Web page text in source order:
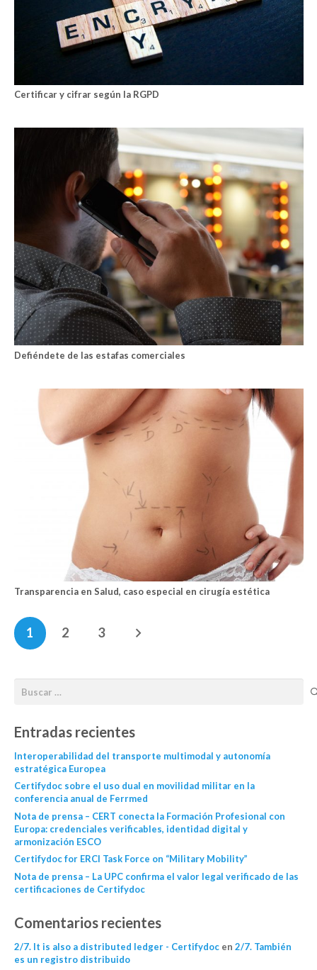
Certificar y cifrar según la RGPD
Defiéndete de las estafas comerciales
Transparencia en Salud, caso especial en cirugía estética
1 2 3
Entradas recientes
Interoperabilidad del transporte multimodal y autonomía
estratégica Europea
Certifydoc sobre el uso dual en movilidad militar en la
conferencia anual de Ferrmed
Nota de prensa – CERT conecta la Formación Profesional con
Europa: credenciales verificables, identidad digital y
armonización ESCO
Certifydoc for ERCI Task Force on “Military Mobility”
Nota de prensa – La UPC confirma el valor legal verificado de las
certificaciones de Certifydoc
Comentarios recientes
2/7. It is also a distributed ledger - Certifydocen 2/7. También
es un registro distribuido